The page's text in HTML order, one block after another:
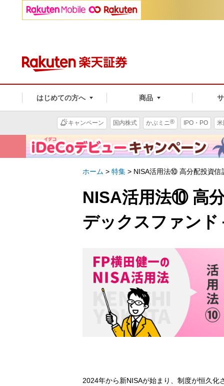
はじめての方へ 商品
キャンペーン 国内株式 かぶミニ® IPO・PO
ホーム > 特集 > NISA活用法⑩ 高分配投資信
NISA活用法⑩ 高
デックスファン
2024年から新NISAが始まり、制度が恒久